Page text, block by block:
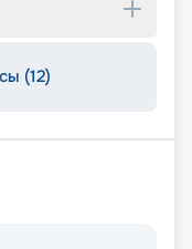
(12)